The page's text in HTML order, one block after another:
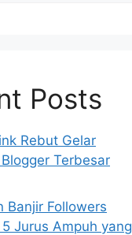
Posts
Rebut Gelar
Terbesar
Banjir Followers
Jurus Ampuh yang